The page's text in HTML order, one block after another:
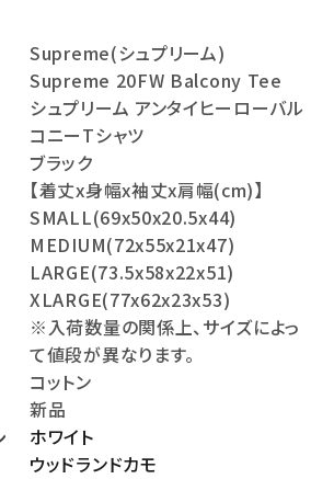
Supreme(シュプリーム)
Supreme 20FW Balcony Tee
シュプリーム アンタイヒーローバル
コニーTシャツ
ブラック
【着丈x身幅x袖丈x肩幅(cm)】
SMALL(69x50x20.5x44)
MEDIUM(72x55x21x47)
LARGE(73.5x58x22x51)
XLARGE(77x62x23x53)
※入荷数量の関係上、サイズによっ
て値段が異なります。
コットン
新品
ホワイト
ウッドランドカモ